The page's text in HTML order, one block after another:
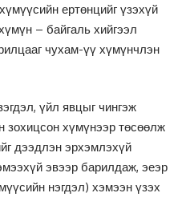
ертөнцийг үзэхүй
– байгаль хийгээл
чухам-үү хүмүнчлэн
үйл явцыг чингэж
зохицсон хүмүнээр төсөөлж
дээдлэн эрхэмлэхүй
эвээр барилдаж, эеэр
нэгдэл) хэмээн үзэх